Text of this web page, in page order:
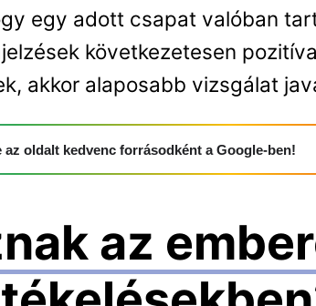
egy adott csapat valóban
következetesen
akkor alaposabb vizsgálat
oldalt kedvenc forrásodként a Google-ben!
az